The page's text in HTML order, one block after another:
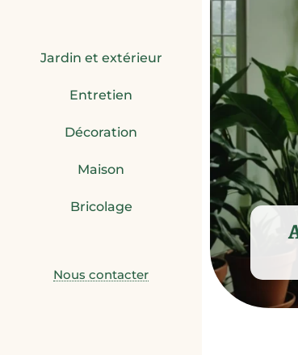
Jardin et extérieur
Entretien
Décoration
Maison
Bricolage
Nous contacter